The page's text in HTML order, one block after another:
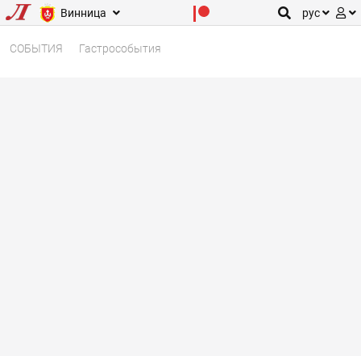
Винница рус
СОБЫТИЯ Гастрособытия